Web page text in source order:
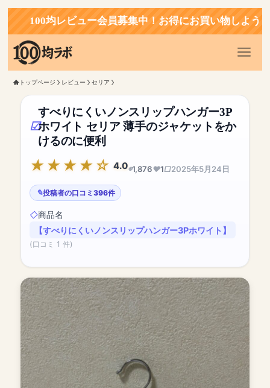
100均レビュー会員募集中！お得にお買い物しよう！
トップページ レビュー セリア
すべりにくいノンスリップハンガー3P
ホワイト セリア 薄手のジャケットをか
けるのに便利
4.0 1,876 1 2025年5月24日
投稿者の口コミ396件
商品名
【すべりにくいノンスリップハンガー3Pホワイト】
(口コミ 1 件)